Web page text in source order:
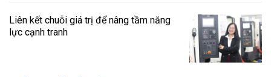
Liên kết chuỗi giá trị để nâng tầm năng
lực cạnh tranh